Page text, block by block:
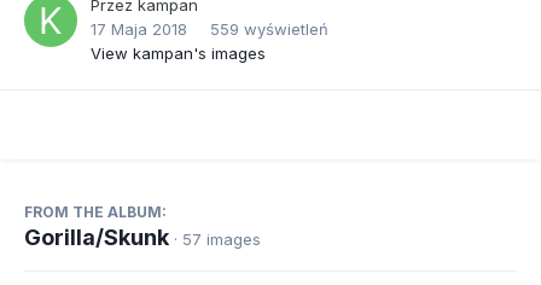
Przez kampan
17 Maja 2018
559 wyświetleń
View kampan's images
FROM THE ALBUM:
Gorilla/Skunk · 57 images